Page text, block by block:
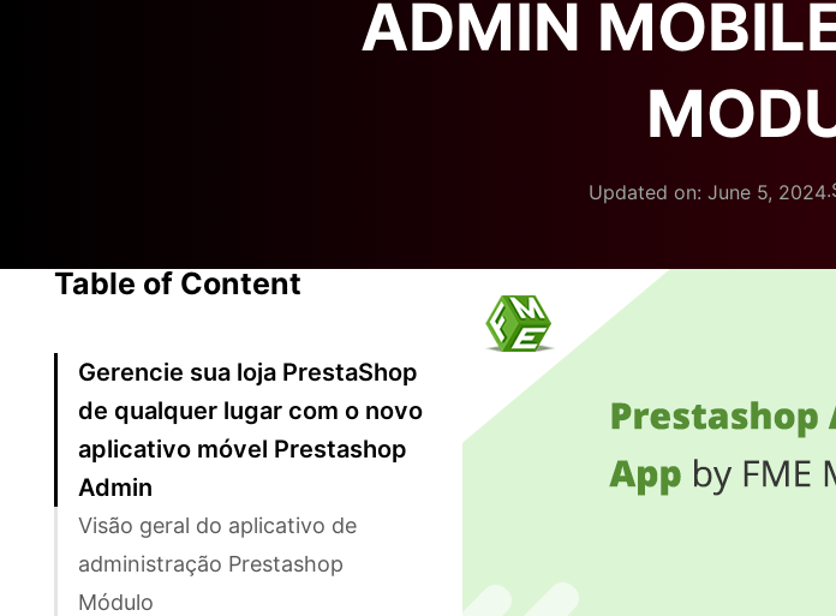
ADMIN
Updated on: June 5, 2024.
Table of Content
Gerencie sua loja PrestaShop
de qualquer lugar com o novo
aplicativo móvel Prestashop
Admin
Visão geral do aplicativo de
administração Prestashop
Módulo